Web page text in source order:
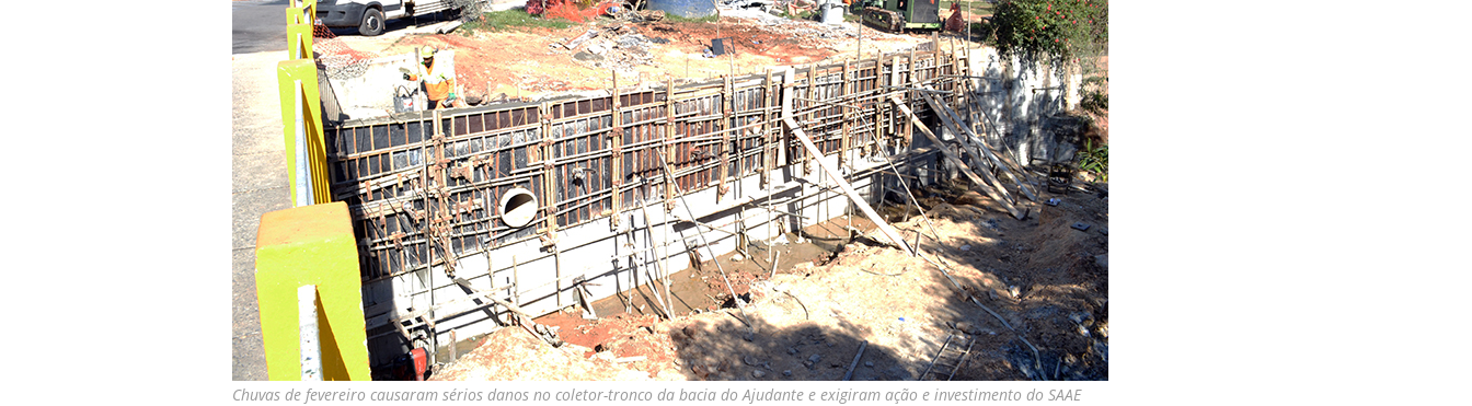
Chuvas de fevereiro causaram sérios danos no coletor-tronco da bacia do Ajudante e exigiram ação e investimento do SAAE